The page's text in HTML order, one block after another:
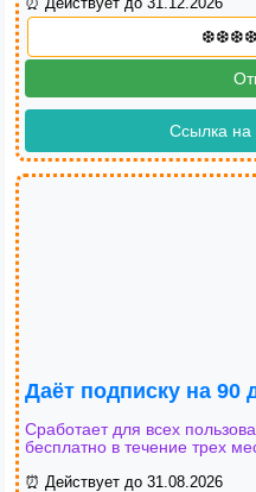
Ссылка на
Даёт подписку на 90
Сработает для всех
бесплатно в течение трех
⏰ Действует до 31.08.2026